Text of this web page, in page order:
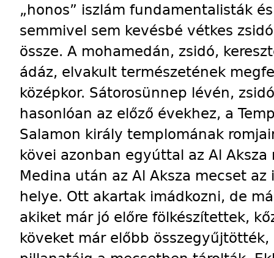
„honos” iszlám fundamentalisták
semmivel sem kevésbé vétkes
össze. A mohamedán, zsidó,
ádáz, elvakult természetének
középkor. Sátorosünnep lévén,
hasonlóan az előző évekhez, a
Salamon király templomának
kövei azonban egyúttal az Al
Medina után az Al Aksza mecset
helye. Ott akartak imádkozni, de
akiket már jó előre fölkészítettek,
köveket már előbb